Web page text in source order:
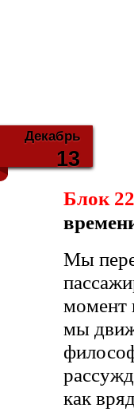
Декабрь
13
Блок
Мы
момент
мы
как